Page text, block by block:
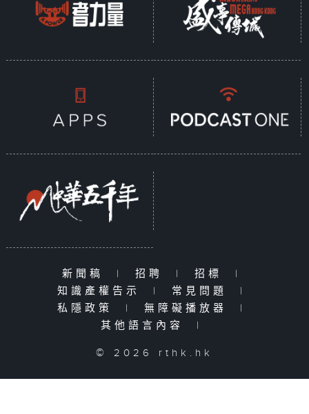
新聞稿 | 招聘 | 招標
|
知識產權告示
| 常見問題
|
私隱政策
| 無障礙播放器
|
其他語言內容
|
© 2026 rthk.hk